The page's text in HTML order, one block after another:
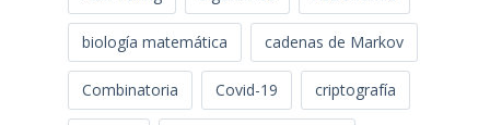
biología matemática cadenas de Markov
Combinatoria Covid-19 criptografía